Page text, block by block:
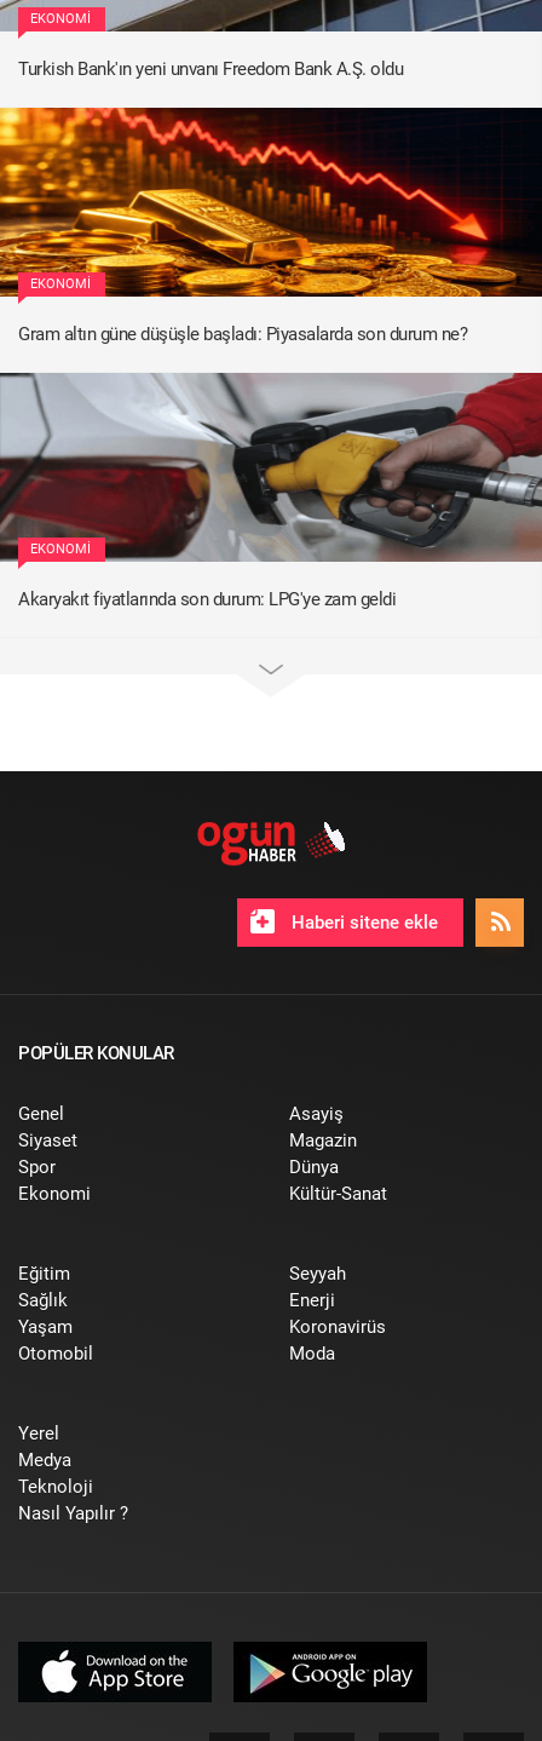
EKONOMI
Turkish Bank'ın yeni unvanı Freedom Bank A.Ş. oldu
EKONOMI
Gram altın güne düşüşle başladı: Piyasalarda son durum ne?
EKONOMI
Akaryakıt fiyatlarında son durum: LPG'ye zam geldi
Haberi sitene ekle
POPÜLER KONULAR
Genel
Siyaset
Spor
Ekonomi
Asayiş
Magazin
Dünya
Kültür-Sanat
Eğitim
Sağlık
Yaşam
Otomobil
Seyyah
Enerji
Koronavirüs
Moda
Yerel
Medya
Teknoloji
Nasıl Yapılır ?